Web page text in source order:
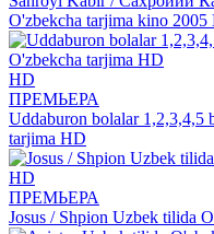
O'zbekcha tarjima kino 2005
HD
ПРЕМЬЕРА
Uddaburon bolalar 1,2,3,4,5
tarjima HD
HD
ПРЕМЬЕРА
Josus / Shpion Uzbek tilida